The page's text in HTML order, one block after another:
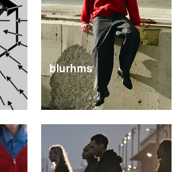
blurhms